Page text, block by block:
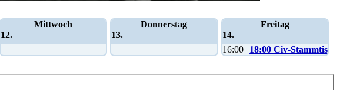
Mittwoch
12.
Donnerstag
13.
Freitag
14.
16:00
18:00 Civ-Stammtisch